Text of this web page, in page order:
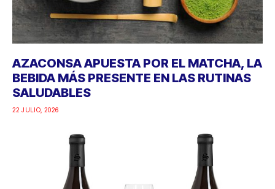
AZACONSA APUESTA POR EL MATCHA, LA
BEBIDA MÁS PRESENTE EN LAS RUTINAS
SALUDABLES
22 JULIO, 2026